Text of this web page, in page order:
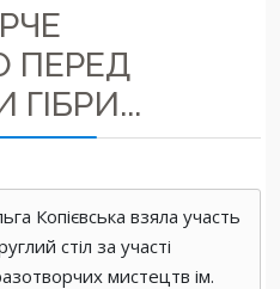
ПЕРЕД
Копієвська взяла участь
стіл за участі
мистецтв ім.